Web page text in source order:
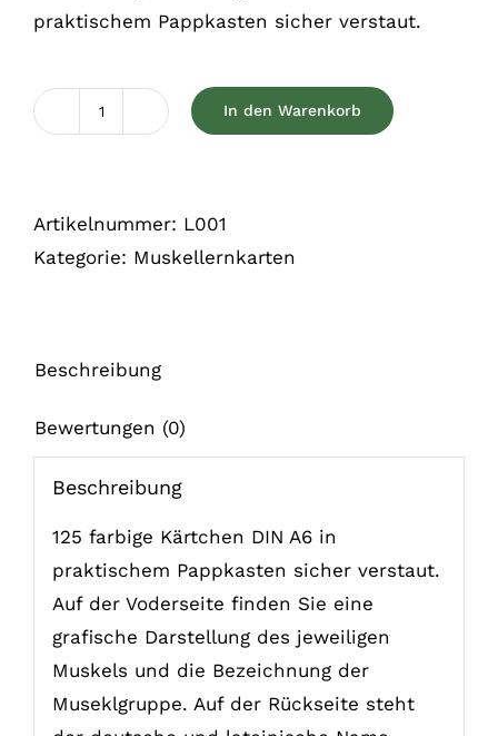
praktischem Pappkasten sicher verstaut.
Muskellernkärtchen
In den Warenkorb
Artikelnummer: L001
Kategorie: Muskellernkarten
Beschreibung
Bewertungen (0)
Beschreibung
125 farbige Kärtchen DIN A6 in
praktischem Pappkasten sicher verstaut.
Auf der Voderseite finden Sie eine
grafische Darstellung des jeweiligen
Muskels und die Bezeichnung der
Museklgruppe. Auf der Rückseite steht